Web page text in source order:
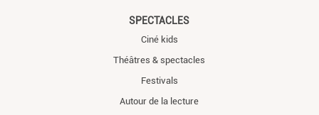
SPECTACLES
Ciné kids
Théâtres & spectacles
Festivals
Autour de la lecture